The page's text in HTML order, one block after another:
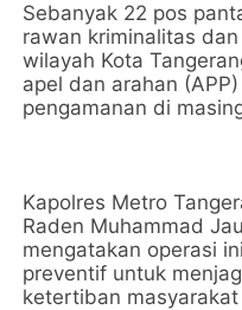
Sebanyak 22 pos
rawan kriminalitas
wilayah Kota
apel dan arahan
pengamanan di
Kapolres Metro
Raden Muhammad
mengatakan operasi
preventif untuk
ketertiban